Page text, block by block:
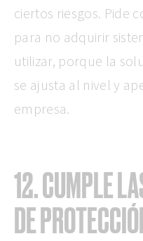
ciertos riesgos. Pide
para no adquirir
utilizar, porque la
se ajusta al nivel y
empresa.
12. CUMPLE
DE